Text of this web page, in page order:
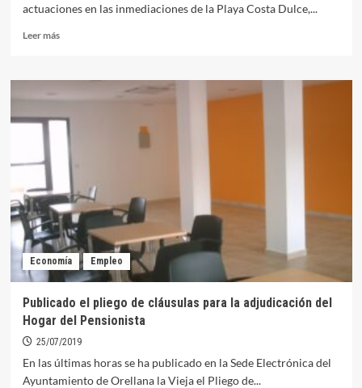
actuaciones en las inmediaciones de la Playa Costa Dulce,...
Leer másLeer
Orellana
presenta
su
Plan
Nacional
de
Sostenibilidad
Turística
Economía Empleo
Publicado el pliego de cláusulas para la adjudicación del
Hogar del Pensionista
25/07/2019
En las últimas horas se ha publicado en la Sede Electrónica del
Ayuntamiento de Orellana la Vieja el Pliego de...